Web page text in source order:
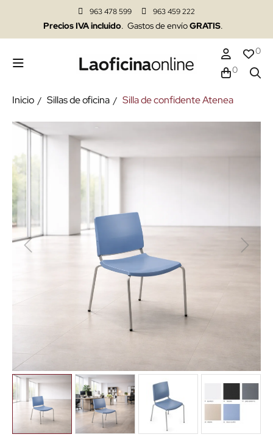
963 478 599 963 459 222
Precios IVA incluido. Gastos de envíoGRATIS.
0
0
Inicio Sillas de oficina Silla de confidente Atenea